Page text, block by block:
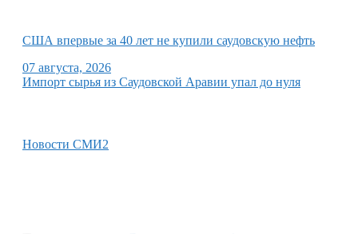
США впервые за 40 лет не купили саудовскую нефть
07 августа, 2026
Импорт сырья из Саудовской Аравии упал до нуля
Новости СМИ2